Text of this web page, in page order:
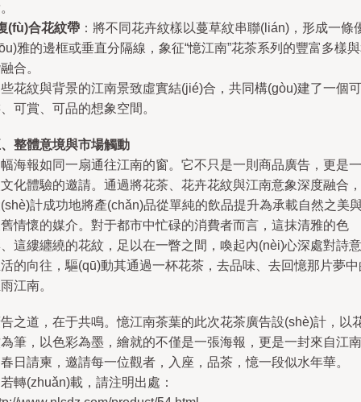
(fù)合花紋帶 ：將不同花卉紋樣以蔓草紋串聯(lián)，形成一條
雅的邊框或垂直分隔線，象征“憶江南”花茶系列的豐富多樣
合。
花紋與背景的江南景致虛實結(jié)合，共同構(gòu)建了一個可
可賞、可品的想象空間。
整體意境與市場觸動
海報如同一扇通往江南的窗。它不只是一則商品廣告，更是一
化體驗的邀請。通過將花茶、花卉花紋與江南意象深度融合，
計成功地將產(chǎn)品從單純的飲品提升為承載自然之美
情懷的媒介。對于都市中忙碌的消費者而言，這抹清雅的色
這縷纏繞的花紋，足以在一瞥之間，喚起內(nèi)心深處對詩意
的向往，驅(qū)動其通過一杯花茶，去品味、去回憶那片夢中
江南。
之道，在于共鳴。憶江南茶葉的此次花茶廣告設(shè)計，以
筆，以色彩為墨，繪就的不僅是一張海報，更是一封來自江南
日請柬，邀請每一位觀者，入座，品茶，憶一段似水年華。
轉(zhuǎn)載，請注明出處：